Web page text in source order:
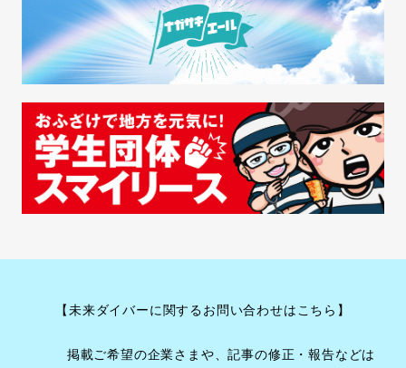
【未来ダイバーに関するお問い合わせはこちら】
掲載ご希望の企業さまや、記事の修正・報告などは